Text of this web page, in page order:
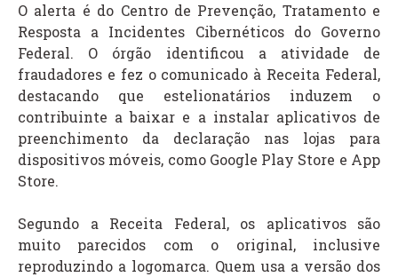
O alerta é do Centro de Prevenção, Tratamento e
Resposta a Incidentes Cibernéticos do Governo
Federal. O órgão identificou a atividade de
fraudadores e fez o comunicado à Receita Federal,
destacando que estelionatários induzem o
contribuinte a baixar e a instalar aplicativos de
preenchimento da declaração nas lojas para
dispositivos móveis, como Google Play Store e App
Store.
Segundo a Receita Federal, os aplicativos são
muito parecidos com o original, inclusive
reproduzindo a logomarca. Quem usa a versão dos